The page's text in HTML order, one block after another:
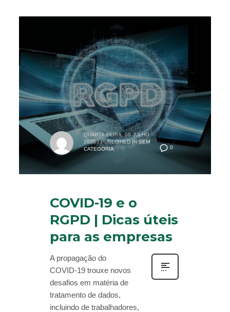
0
QUARTA-FEIRA, 08 JULHO
2020 / PUBLISHED IN SEM
CATEGORIA
COVID-19 e o
RGPD | Dicas úteis
para as empresas
A propagação do
COVID-19 trouxe novos
desafios em matéria de
tratamento de dados,
incluindo de trabalhadores,